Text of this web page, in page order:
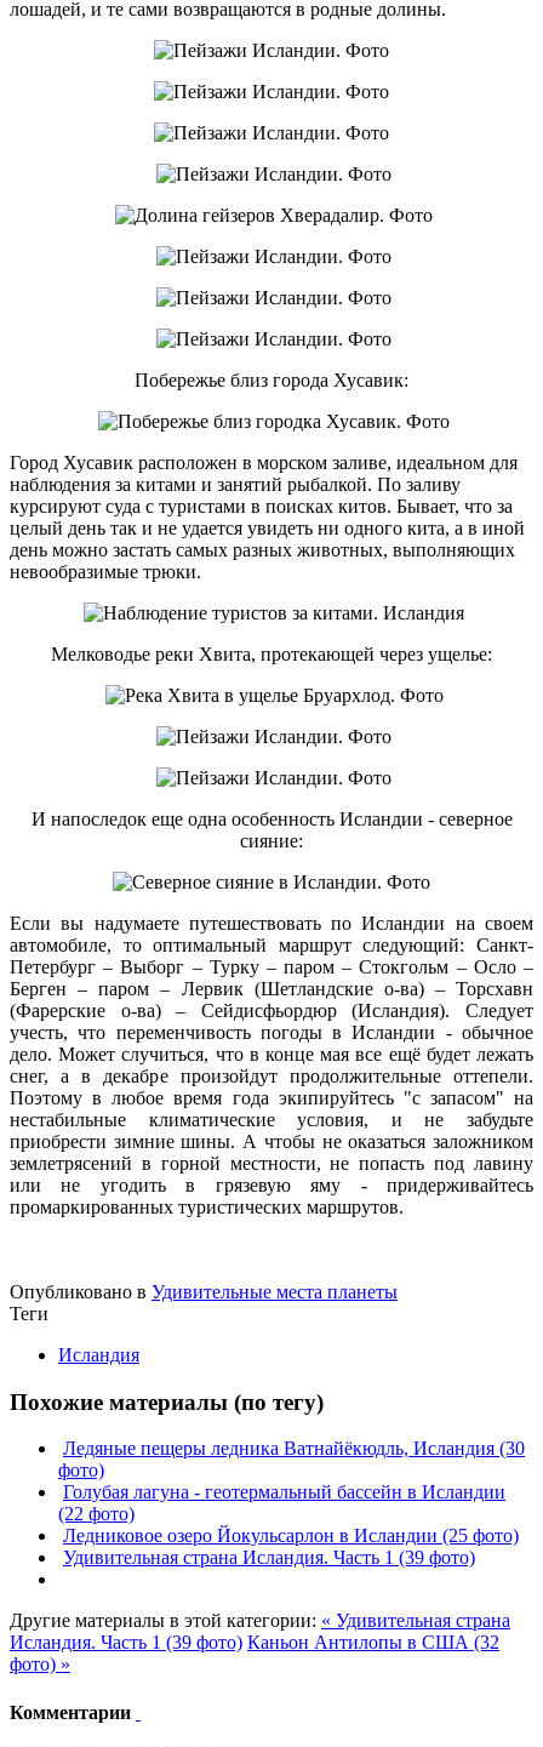
лошадей, и те сами возвращаются в родные долины.
Побережье близ города Хусавик:
Город Хусавик расположен в морском заливе, идеальном для
наблюдения за китами и занятий рыбалкой. По заливу
курсируют суда с туристами в поисках китов. Бывает, что за
целый день так и не удается увидеть ни одного кита, а в иной
день можно застать самых разных животных, выполняющих
невообразимые трюки.
Мелководье реки Хвита, протекающей через ущелье:
И напоследок еще одна особенность Исландии - северное
сияние:
Если вы надумаете путешествовать по Исландии на своем
автомобиле, то оптимальный маршрут следующий: Санкт-
Петербург – Выборг – Турку – паром – Стокгольм – Осло –
Берген – паром – Лервик (Шетландские о-ва) – Торсхавн
(Фарерские о-ва) – Сейдисфьордюр (Исландия). Следует
учесть, что переменчивость погоды в Исландии - обычное
дело. Может случиться, что в конце мая все ещё будет лежать
снег, а в декабре произойдут продолжительные оттепели.
Поэтому в любое время года экипируйтесь "с запасом" на
нестабильные климатические условия, и не забудьте
приобрести зимние шины. А чтобы не оказаться заложником
землетрясений в горной местности, не попасть под лавину
или не угодить в грязевую яму - придерживайтесь
промаркированных туристических маршрутов.
Опубликовано в Удивительные места планеты
Теги
Исландия
Похожие материалы (по тегу)
Ледяные пещеры ледника Ватнайёкюдль, Исландия (30
фото)
Голубая лагуна - геотермальный бассейн в Исландии
(22 фото)
Ледниковое озеро Йокульсарлон в Исландии (25 фото)
Удивительная страна Исландия. Часть 1 (39 фото)
Другие материалы в этой категории: « Удивительная страна
Исландия. Часть 1 (39 фото) Каньон Антилопы в США (32
фото) »
Комментарии